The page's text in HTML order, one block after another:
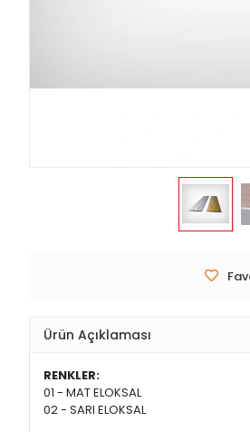
Ürün Açıklaması
RENKLER:
01 - MAT ELOKSAL
02 - SARI ELOKSAL